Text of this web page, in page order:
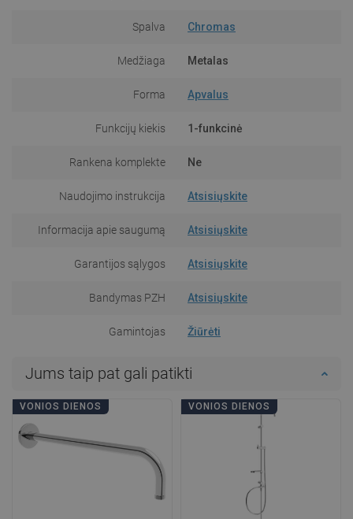
Spalva Chromas
Medžiaga Metalas
Forma Apvalus
Funkcijų kiekis 1-funkcinė
Rankena komplekte Ne
Naudojimo instrukcija Atsisiųskite
Informacija apie saugumą Atsisiųskite
Garantijos sąlygos Atsisiųskite
Bandymas PZH Atsisiųskite
Gamintojas Žiūrėti
Jums taip pat gali patikti
VONIOS DIENOS VONIOS DIENOS